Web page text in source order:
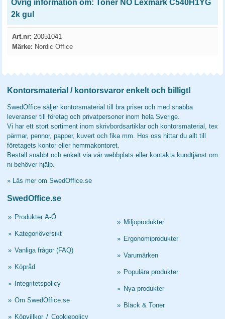
Övrig information om: Toner NO Lexmark C540H1YG
2k gul
Art.nr: 20051041
Märke: Nordic Office
Kontorsmaterial / kontorsvaror enkelt och billigt!
SwedOffice säljer kontorsmaterial till bra priser och med snabba
leveranser till företag och privatpersoner inom hela Sverige.
Vi har ett stort sortiment inom skrivbordsartiklar och kontorsmaterial, tex
pärmar, pennor, papper, kuvert och fika mm. Hos oss hittar du allt till
företagets kontor eller hemmakontoret.
Beställ snabbt och enkelt via vår webbplats eller kontakta kundtjänst om
ni behöver hjälp.
» Läs mer om SwedOffice.se
SwedOffice.se
» Produkter A-Ö
» Kategoriöversikt
» Vanliga frågor (FAQ)
» Köpråd
» Integritetspolicy
» Om SwedOffice.se
» Köpvillkor / Cookiepolicy
» Miljöprodukter
» Ergonomiprodukter
» Varumärken
» Populära produkter
» Nya produkter
» Bläck & Toner